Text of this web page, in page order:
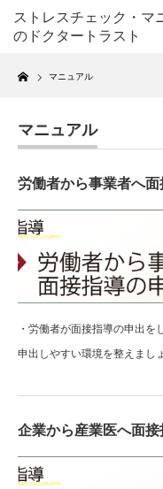
ストレスチェック・マ
のドクタートラスト
Home
マニュアル
マニュアル
労働者から事業者へ
・労働者が面接指導の申出
申出しやすい環境を整えまし
企業から産業医へ面